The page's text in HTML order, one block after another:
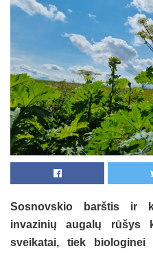
Sosnovskio barštis ir
invazinių augalų rūšys
sveikatai, tiek